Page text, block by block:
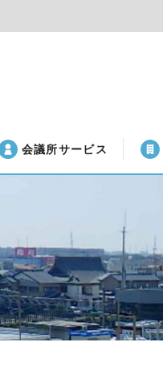
会議所サービス